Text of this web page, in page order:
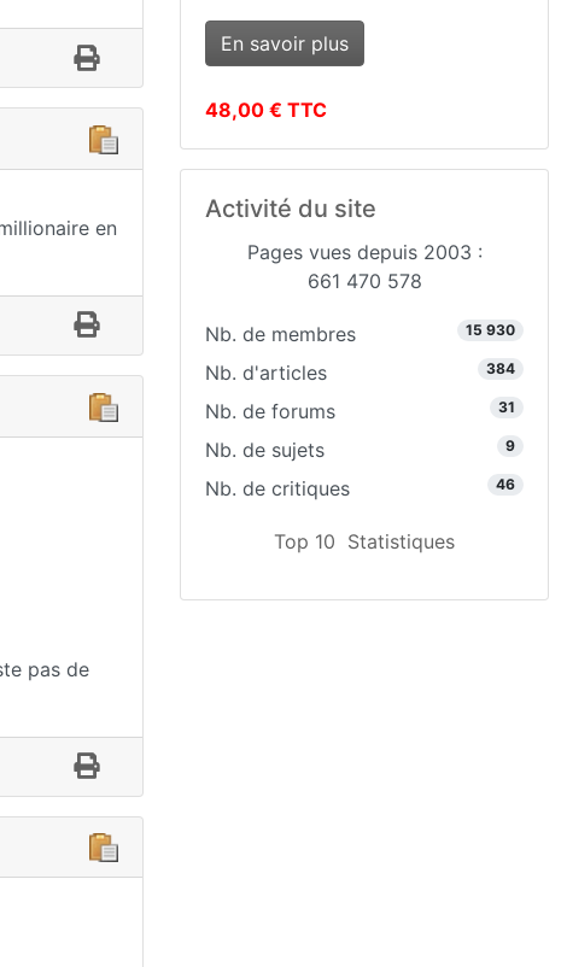
en
pas de
En savoir plus
48,00 € TTC
Activité du site
Pages vues depuis 2003 :
661 470 578
Nb. de membres 15 930
Nb. d'articles 384
Nb. de forums 31
Nb. de sujets 9
Nb. de critiques 46
Top 10 Statistiques